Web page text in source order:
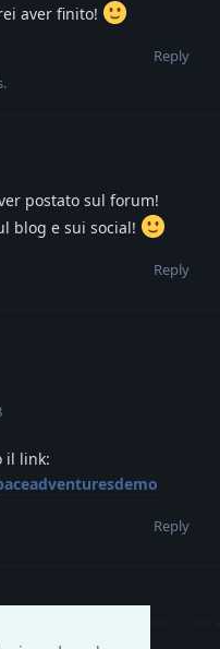
aver finito!
Reply
.
postato sul forum!
blog e sui social!
Reply
il link:
Reply